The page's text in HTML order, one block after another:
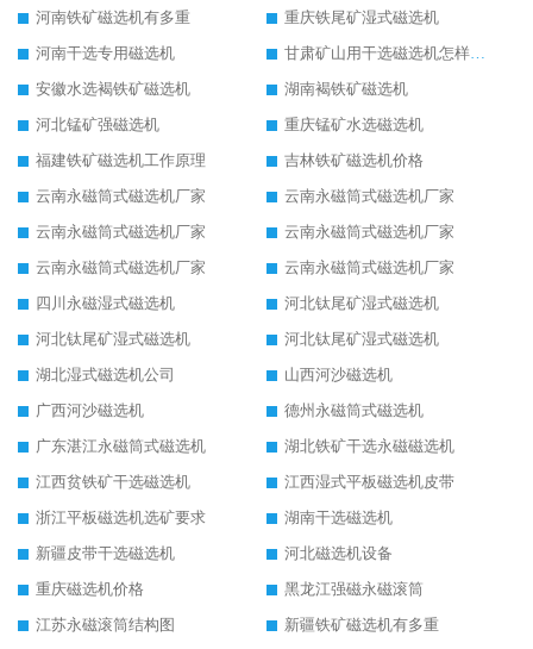
河南铁矿磁选机有多重
重庆铁尾矿湿式磁选机
河南干选专用磁选机
安徽水选褐铁矿磁选机
湖南褐铁矿磁选机
河北锰矿强磁选机
重庆锰矿水选磁选机
福建铁矿磁选机工作原理
吉林铁矿磁选机价格
云南永磁筒式磁选机厂家
云南永磁筒式磁选机厂家
云南永磁筒式磁选机厂家
云南永磁筒式磁选机厂家
云南永磁筒式磁选机厂家
云南永磁筒式磁选机厂家
四川永磁湿式磁选机
河北钛尾矿湿式磁选机
河北钛尾矿湿式磁选机
河北钛尾矿湿式磁选机
湖北湿式磁选机公司
山西河沙磁选机
广西河沙磁选机
德州永磁筒式磁选机
广东湛江永磁筒式磁选机
湖北铁矿干选永磁磁选机
江西贫铁矿干选磁选机
江西湿式平板磁选机皮带
浙江平板磁选机选矿要求
湖南干选磁选机
新疆皮带干选磁选机
河北磁选机设备
重庆磁选机价格
黑龙江强磁永磁滚筒
江苏永磁滚筒结构图
新疆铁矿磁选机有多重